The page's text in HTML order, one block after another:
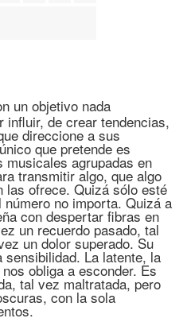
un objetivo nada
influir, de crear tendencias,
direccione a sus
que pretende es
musicales agrupadas en
transmitir algo, que algo
las ofrece. Quizá sólo esté
no importa. Quizá a
con despertar fibras en
un recuerdo pasado, tal
un dolor superado. Su
sensibilidad. La latente, la
obliga a esconder. Es
tal vez maltratada, pero
con la sola